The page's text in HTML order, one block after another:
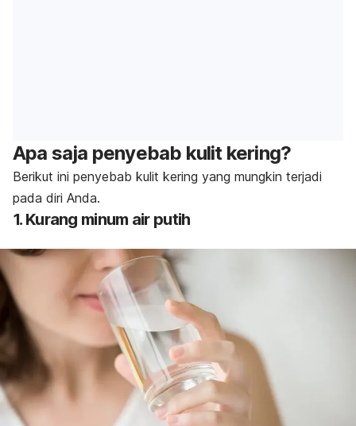
Apa saja penyebab kulit kering?
Berikut ini penyebab kulit kering yang mungkin terjadi
pada diri Anda.
1. Kurang minum air putih